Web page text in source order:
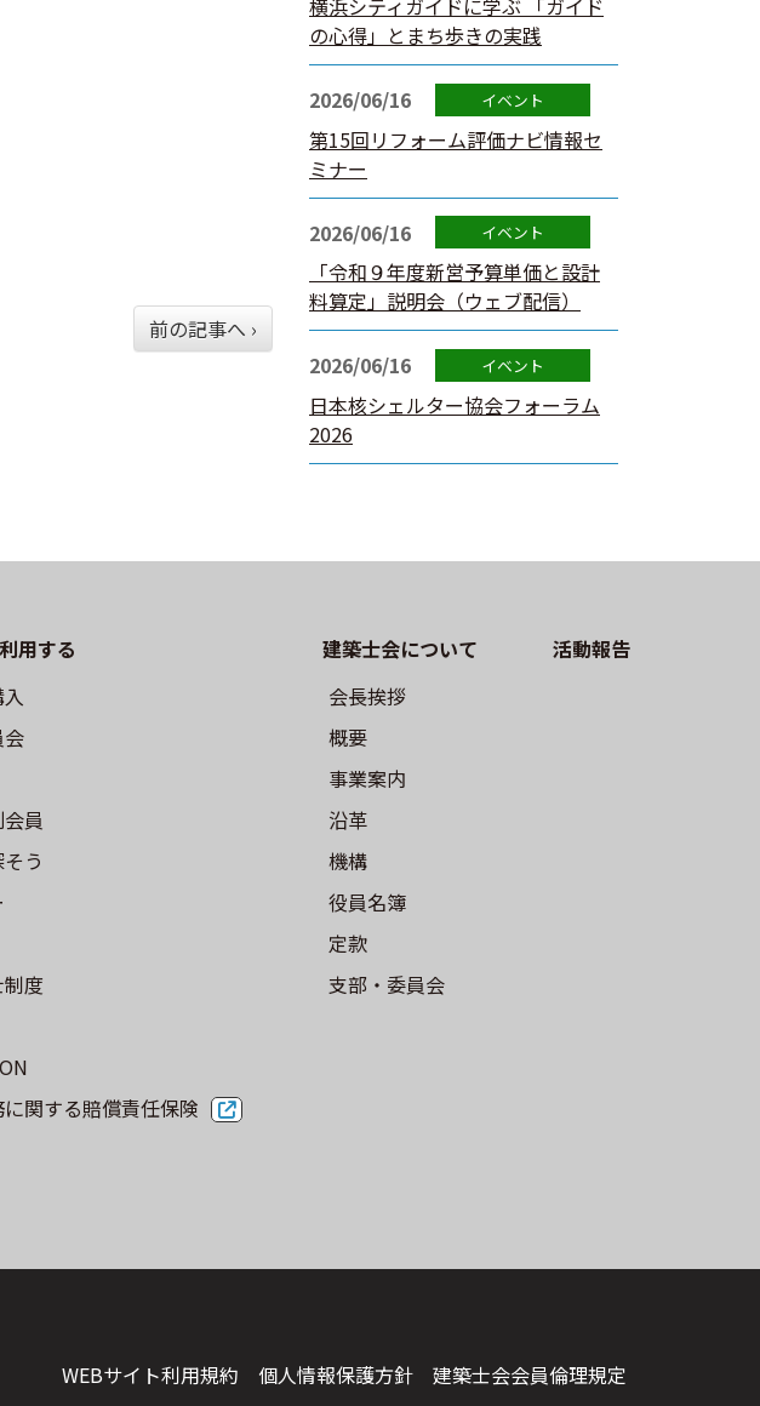
前の記事へ ›
横浜シティガイドに学ぶ 「ガイド
の心得」とまち歩きの実践
2026/06/16
第15回リフォーム評価ナビ情報セ
ミナー
2026/06/16
「令和９年度新営予算単価と設計
料算定」説明会（ウェブ配信）
2026/06/16
日本核シェルター協会フォーラム
2026
用する
員
う
度
関する賠償責任保険
建築⼠会について
会長挨拶
概要
事業案内
沿革
機構
役員名簿
定款
⽀部・委員会
活動報告
WEBサイト利⽤規約 個人情報保護方針 建築⼠会会員倫理規定